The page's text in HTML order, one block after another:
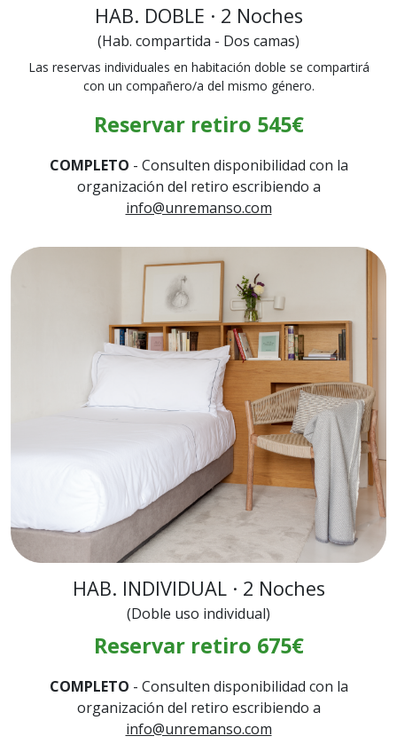
HAB. DOBLE · 2 Noches
(Hab. compartida - Dos camas)
Las reservas individuales en habitación doble se compartirá
con un compañero/a del mismo género.
Reservar retiro 545€
COMPLETO - Consulten disponibilidad con la
organización del retiro escribiendo a
info@unremanso.com
HAB. INDIVIDUAL · 2 Noches
(Doble uso individual)
Reservar retiro 675€
COMPLETO - Consulten disponibilidad con la
organización del retiro escribiendo a
info@unremanso.com